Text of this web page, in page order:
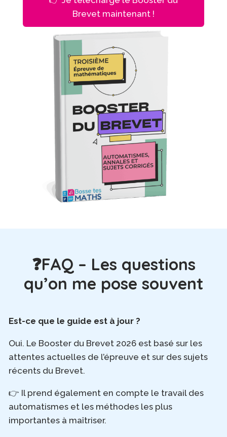
Brevet maintenant !
❓FAQ – Les questions
qu’on me pose souvent
Est-ce que le guide est à jour ?
Oui. Le Booster du Brevet 2026 est basé sur les
attentes actuelles de l’épreuve et sur des sujets
récents du Brevet.
👉 Il prend également en compte le travail des
automatismes et les méthodes les plus
importantes à maîtriser.